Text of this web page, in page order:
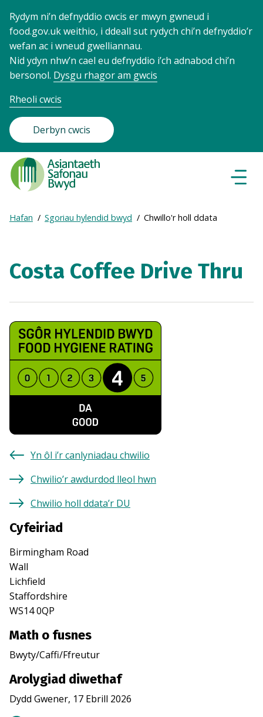
Rydym ni’n defnyddio cwcis er mwyn gwneud i
food.gov.uk weithio, i ddeall sut rydych chi’n defnyddio’r
wefan ac i wneud gwelliannau.
Nid ydyn nhw’n cael eu defnyddio i’ch adnabod chi’n
bersonol. Dysgu rhagor am gwcis
Rheoli cwcis
Derbyn cwcis
Food
Standards
Agency
Frontpage
Breadcrumb
Expand
breadcrumb
Hafan Sgoriau hylendid bwyd Chwillo'r holl ddata
Costa Coffee Drive Thru
Yn ôl i’r canlyniadau chwilio
Chwilio’r awdurdod lleol hwn
Chwilio holl ddata’r DU
Cyfeiriad
Birmingham Road
Wall
Lichfield
Staffordshire
WS14 0QP
Math o fusnes
Bwyty/Caffi/Ffreutur
Arolygiad diwethaf
Dydd Gwener, 17 Ebrill 2026